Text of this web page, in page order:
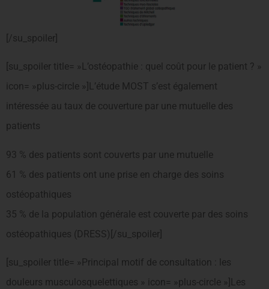
[/su_spoiler]
[su_spoiler title= »L’ostéopathie : quel coût pour le patient ? »
icon= »plus-circle »]L’étude MOST s’est également
intéressée au taux de couverture par une mutuelle des
patients
93 % des patients sont couverts par une mutuelle
61 % des patients ont une prise en charge des soins
ostéopathiques
35 % de la population générale est couverte par des soins
ostéopathiques (DRESS)[/su_spoiler]
[su_spoiler title= »Principal motif de consultation : les
douleurs musculosquelettiques » icon= »plus-circle »]Les